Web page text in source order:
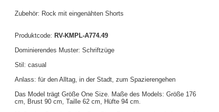
Zubehör: Rock mit eingenähten Shorts
Produktcode: RV-KMPL-A774.49
Dominierendes Muster: Schriftzüge
Stil: casual
Anlass: für den Alltag, in der Stadt, zum Spazierengehen
Das Model trägt Größe One Size. Maße des Models: Größe 176
cm, Brust 90 cm, Taille 62 cm, Hüfte 94 cm.